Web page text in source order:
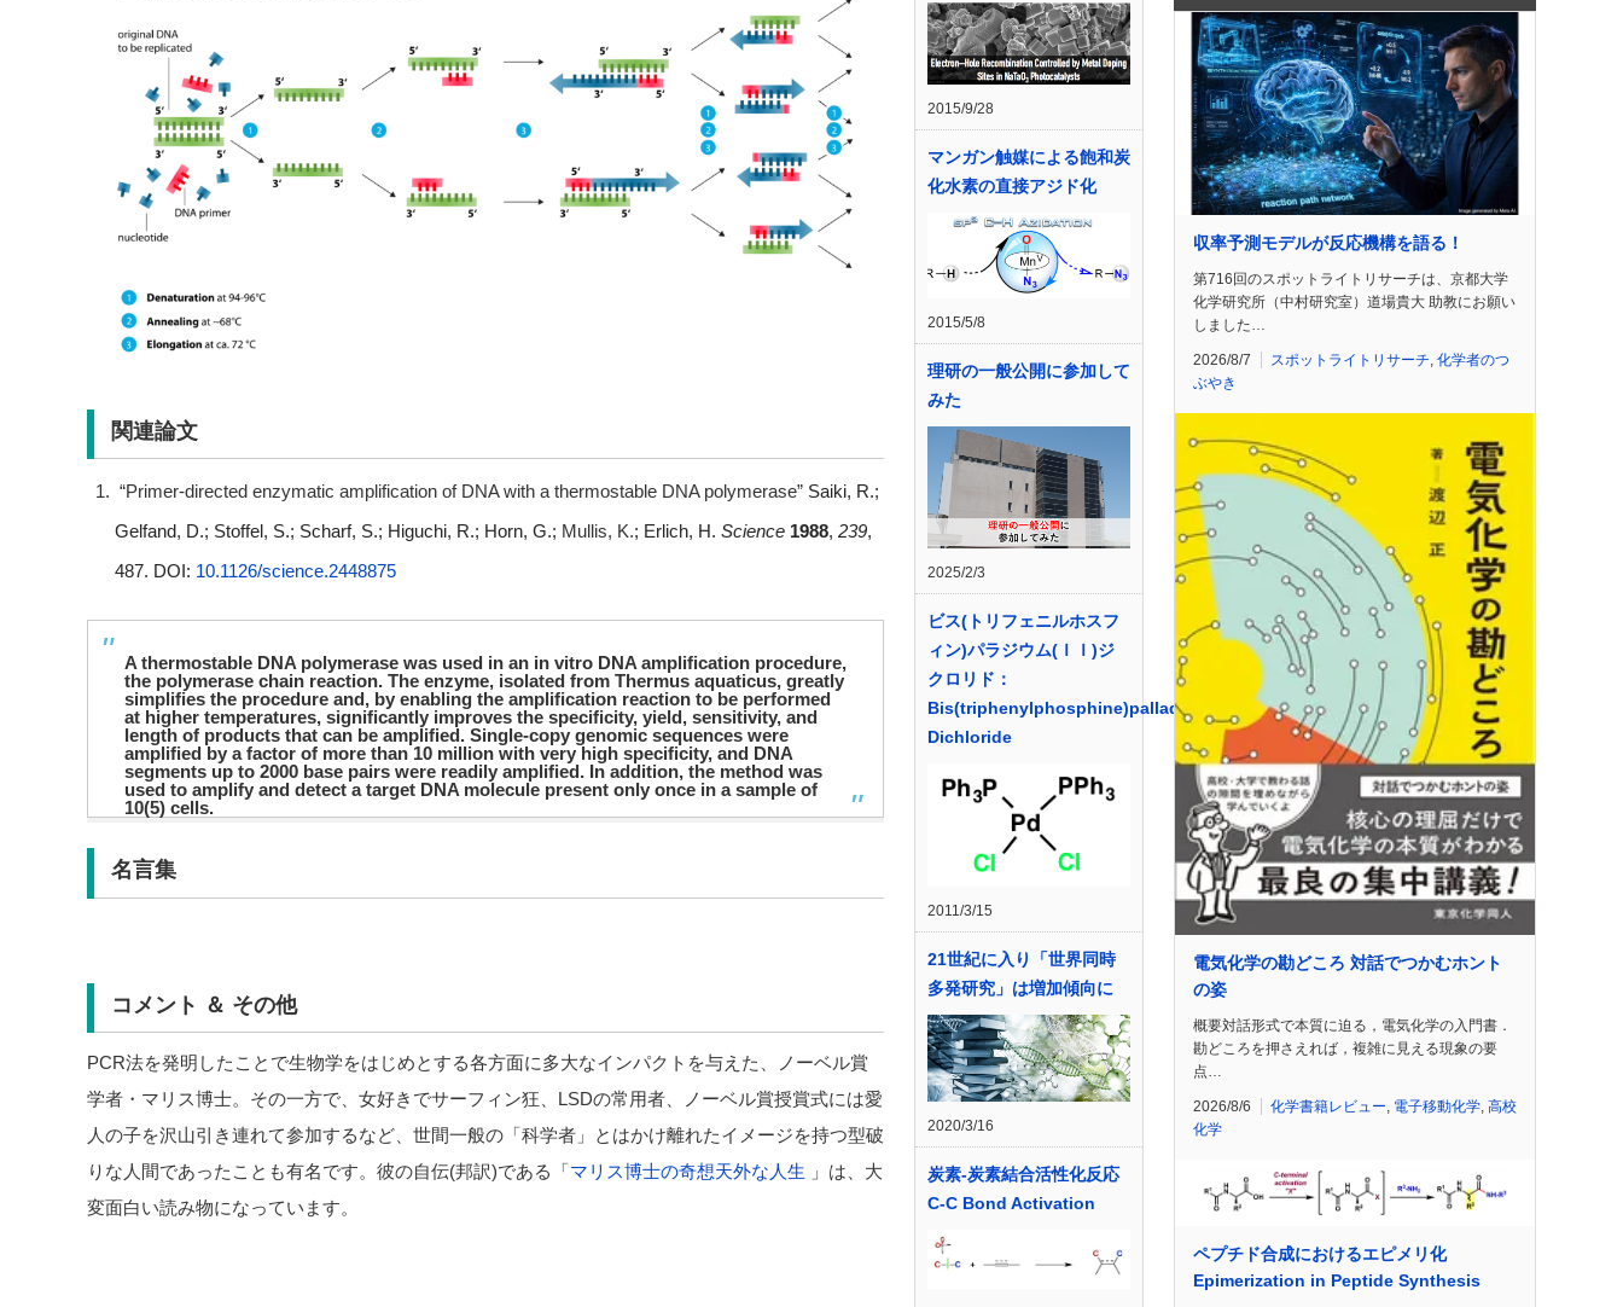
関連論文
“Primer-directed enzymatic amplification of DNA with a thermostable DNA polymerase” Saiki, R.;
Gelfand, D.; Stoffel, S.; Scharf, S.; Higuchi, R.; Horn, G.; Mullis, K.; Erlich, H. Science 1988, 239,
487. DOI: 10.1126/science.2448875
A thermostable DNA polymerase was used in an in vitro DNA amplification procedure,
the polymerase chain reaction. The enzyme, isolated from Thermus aquaticus, greatly
simplifies the procedure and, by enabling the amplification reaction to be performed
at higher temperatures, significantly improves the specificity, yield, sensitivity, and
length of products that can be amplified. Single-copy genomic sequences were
amplified by a factor of more than 10 million with very high specificity, and DNA
segments up to 2000 base pairs were readily amplified. In addition, the method was
used to amplify and detect a target DNA molecule present only once in a sample of
10(5) cells.
名言集
コメント ＆ その他
PCR法を発明したことで生物学をはじめとする各方面に多大なインパクトを与えた、ノーベル賞
学者・マリス博士。その一方で、女好きでサーフィン狂、LSDの常用者、ノーベル賞授賞式には愛
人の子を沢山引き連れて参加するなど、世間一般の「科学者」とはかけ離れたイメージを持つ型破
りな人間であったことも有名です。彼の自伝(邦訳)である「マリス博士の奇想天外な人生 」は、大
変面白い読み物になっています。
2015/9/28
マンガン触媒による飽和炭
化水素の直接アジド化
2015/5/8
理研の一般公開に参加して
みた
2025/2/3
ビス(トリフェニルホスフ
ィン)パラジウム(ＩＩ)ジ
クロリド：
Bis(triphenylphosphine)palladium(II)
Dichloride
2011/3/15
21世紀に入り「世界同時
多発研究」は増加傾向に
2020/3/16
炭素-炭素結合活性化反応
C-C Bond Activation
収率予測モデルが反応機構を語る！
第716回のスポットライトリサーチは、京都大学
化学研究所（中村研究室）道場貴大 助教にお願い
しました…
2026/8/7 スポットライトリサーチ 化学者のつ
ぶやき
電気化学の勘どころ 対話でつかむホント
の姿
概要対話形式で本質に迫る，電気化学の入門書．
勘どころを押さえれば，複雑に見える現象の要
点…
2026/8/6 化学書籍レビュー 電子移動化学 高校
化学
ペプチド合成におけるエピメリ化
Epimerization in Peptide Synthesis